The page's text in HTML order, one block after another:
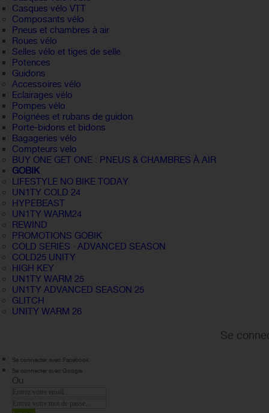
Casques vélo VTT
Composants vélo
Pneus et chambres à air
Roues vélo
Selles vélo et tiges de selle
Potences
Guidons
Accessoires vélo
Eclairages vélo
Pompes vélo
Poignées et rubans de guidon
Porte-bidons et bidons
Bagageries vélo
Compteurs velo
BUY ONE GET ONE : PNEUS & CHAMBRES À AIR
GOBIK
LIFESTYLE NO BIKE TODAY
UN1TY COLD 24
HYPEBEAST
UN1TY WARM24
REWIND
PROMOTIONS GOBIK
COLD SERIES · ADVANCED SEASON
COLD25 UNITY
HIGH KEY
UN1TY WARM 25
UN1TY ADVANCED SEASON 25
GLITCH
UNITY WARM 26
Se
Se connecter avec Facebook
Se connecter avec Google
Ou